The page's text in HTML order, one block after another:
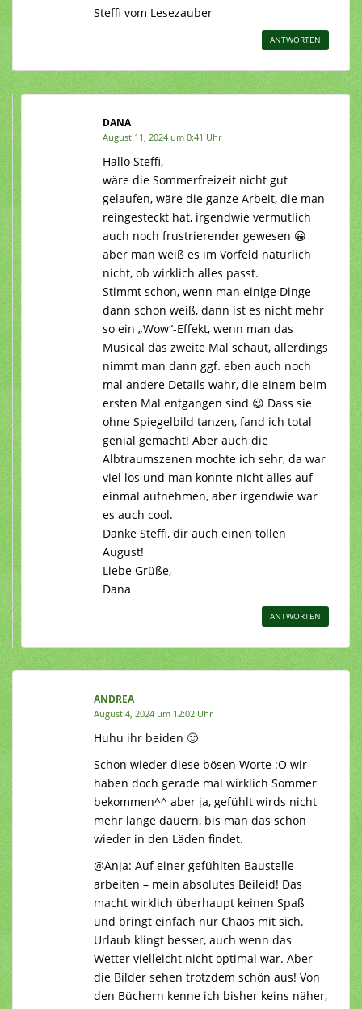
Steffi vom Lesezauber
ANTWORTEN
DANA
August 11, 2024 um 0:41 Uhr
Hallo Steffi,
wäre die Sommerfreizeit nicht gut
gelaufen, wäre die ganze Arbeit, die man
reingesteckt hat, irgendwie vermutlich
auch noch frustrierender gewesen 😀
aber man weiß es im Vorfeld natürlich
nicht, ob wirklich alles passt.
Stimmt schon, wenn man einige Dinge
dann schon weiß, dann ist es nicht mehr
so ein „Wow“-Effekt, wenn man das
Musical das zweite Mal schaut, allerdings
nimmt man dann ggf. eben auch noch
mal andere Details wahr, die einem beim
ersten Mal entgangen sind 😉 Dass sie
ohne Spiegelbild tanzen, fand ich total
genial gemacht! Aber auch die
Albtraumszenen mochte ich sehr, da war
viel los und man konnte nicht alles auf
einmal aufnehmen, aber irgendwie war
es auch cool.
Danke Steffi, dir auch einen tollen
August!
Liebe Grüße,
Dana
ANTWORTEN
ANDREA
August 4, 2024 um 12:02 Uhr
Huhu ihr beiden 🙂
Schon wieder diese bösen Worte :O wir
haben doch gerade mal wirklich Sommer
bekommen^^ aber ja, gefühlt wirds nicht
mehr lange dauern, bis man das schon
wieder in den Läden findet.
@Anja: Auf einer gefühlten Baustelle
arbeiten – mein absolutes Beileid! Das
macht wirklich überhaupt keinen Spaß
und bringt einfach nur Chaos mit sich.
Urlaub klingt besser, auch wenn das
Wetter vielleicht nicht optimal war. Aber
die Bilder sehen trotzdem schön aus! Von
den Büchern kenne ich bisher keins näher,